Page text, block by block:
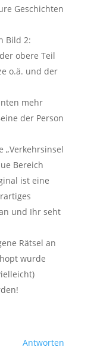
Geschichten
Bild 2:
obere Teil
o.ä. und der
mehr
der Person
„Verkehrsinsel
Bereich
ist eine
und Ihr seht
Rätsel an
wurde
Antworten